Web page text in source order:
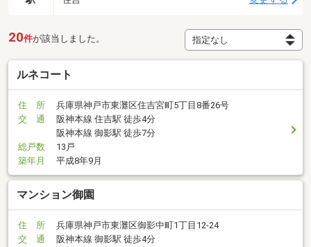
20件が該当しました。
ルネコート
住 所
兵庫県神戸市東灘区住吉宮町5丁目8番26号
交 通
阪神本線 住吉駅 徒歩4分
阪神本線 御影駅 徒歩7分
総戸数
13戸
築年月
平成8年9月
マンション御園
住 所
兵庫県神戸市東灘区御影中町1丁目12-24
交 通
阪神本線 御影駅 徒歩4分